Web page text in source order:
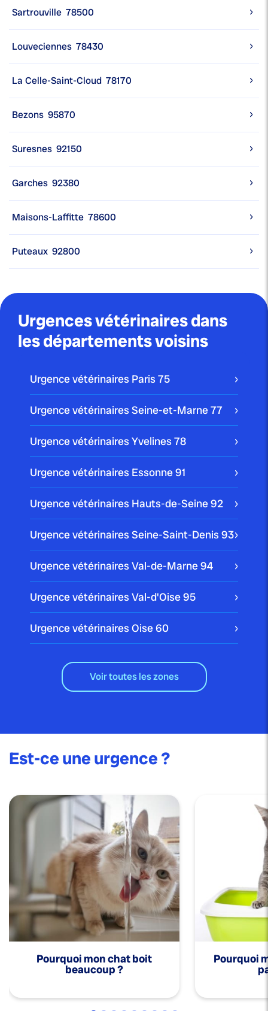
Sartrouville 78500
Louveciennes 78430
La Celle-Saint-Cloud 78170
Bezons 95870
Suresnes 92150
Garches 92380
Maisons-Laffitte 78600
Puteaux 92800
Urgences vétérinaires dans
les départements voisins
Urgence vétérinaires Paris75
Urgence vétérinaires Seine-et-Marne77
Urgence vétérinaires Yvelines78
Urgence vétérinaires Essonne91
Urgence vétérinaires Hauts-de-Seine92
Urgence vétérinaires Seine-Saint-Denis93
Urgence vétérinaires Val-de-Marne94
Urgence vétérinaires Val-d'Oise95
Urgence vétérinaires Oise60
Voir toutes les zones
Est-ce une urgence ?
Pourquoi mon chat boit
beaucoup ?
Pourquoi